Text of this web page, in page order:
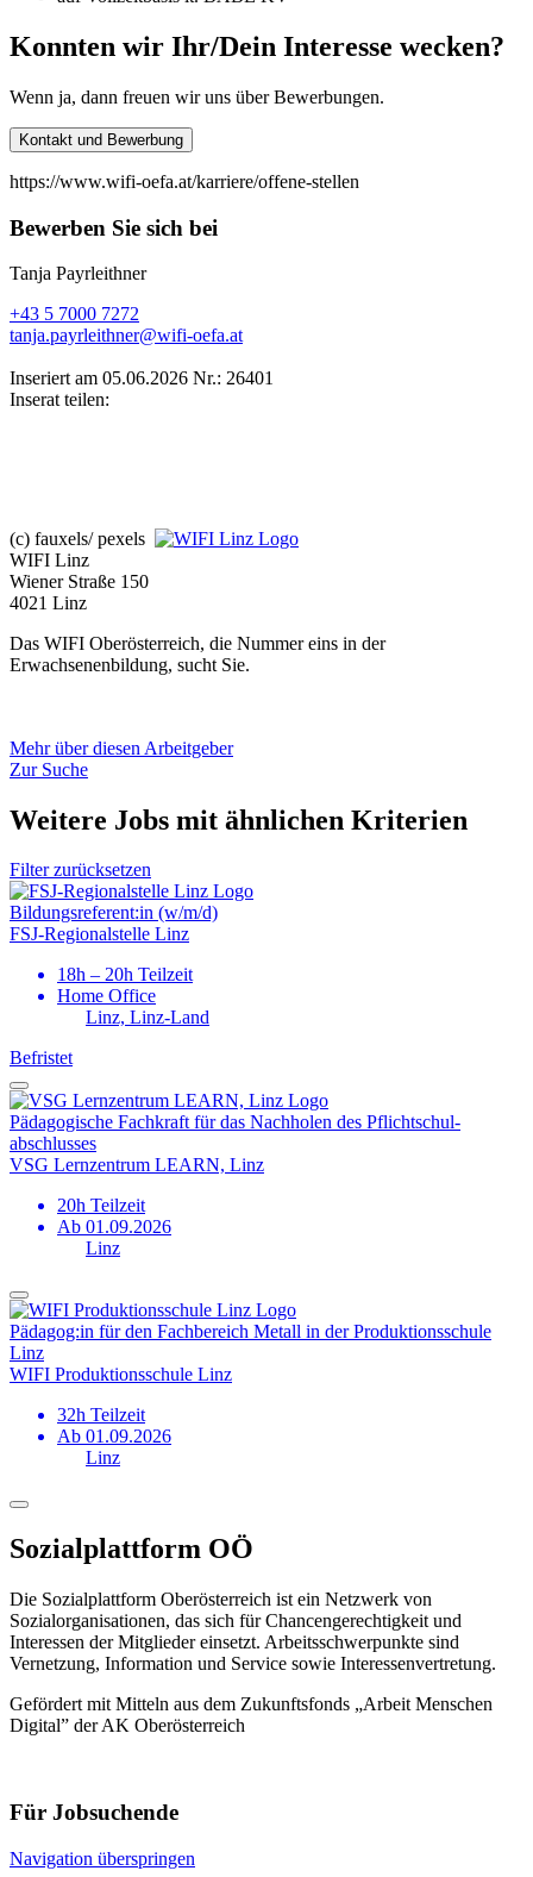
Konnten wir Ihr/Dein Interesse wecken?
Wenn ja, dann freuen wir uns über Bewerbungen.
Kontakt und Bewerbung
https://www.wifi-oefa.at/karriere/offene-stellen
Bewerben Sie sich bei
Tanja Payrleithner
+43 5 7000 7272
tanja.payrleithner@wifi-oefa.at
Inseriert am 05.06.2026 Nr.: 26401
Inserat teilen:
(c) fauxels/ pexels
WIFI Linz
Wiener Straße 150
4021 Linz
Das WIFI Oberösterreich, die Nummer eins in der
Erwachsenenbildung, sucht Sie.
Mehr über diesen Arbeitgeber
Zur Suche
Weitere Jobs mit ähnlichen Kriterien
Filter zurücksetzen
Bildungs­referent:in (w/m/d)
FSJ-Regionalstelle Linz
18h – 20h Teilzeit
Home Office
Linz, Linz-Land
Befristet
Pädagogische Fachkraft für das Nachholen des Pflichtschul­
abschlusses
VSG Lernzentrum LEARN, Linz
20h Teilzeit
Ab 01.09.2026
Linz
Pädagog:in für den Fachbereich Metall in der Produktions­schule
Linz
WIFI Produktionsschule Linz
32h Teilzeit
Ab 01.09.2026
Linz
Sozialplattform OÖ
Die Sozialplattform Oberösterreich ist ein Netzwerk von
Sozialorganisationen, das sich für Chancengerechtigkeit und
Interessen der Mitglieder einsetzt. Arbeitsschwerpunkte sind
Vernetzung, Information und Service sowie Interessenvertretung.
Gefördert mit Mitteln aus dem Zukunftsfonds „Arbeit Menschen
Digital” der AK Oberösterreich
Für Jobsuchende
Navigation überspringen